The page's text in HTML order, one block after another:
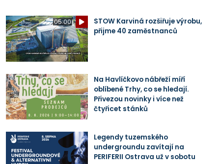
05:00
STOW Karviná rozšiřuje výrobu,
přijme 40 zaměstnanců
Na Havlíčkovo nábřeží míří
oblíbené Trhy, co se hledají.
Přivezou novinky i více než
čtyřicet stánků
Legendy tuzemského
undergroundu zavítají na
PERIFERII Ostrava už v sobotu